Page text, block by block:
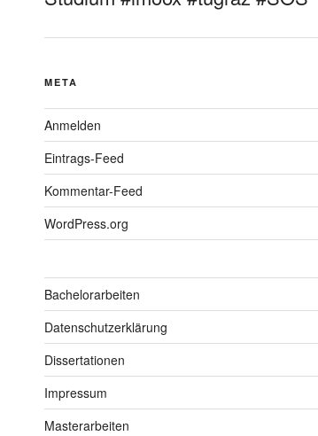
META
Anmelden
Eintrags-Feed
Kommentar-Feed
WordPress.org
Bachelorarbeiten
Datenschutzerklärung
Dissertationen
Impressum
Masterarbeiten